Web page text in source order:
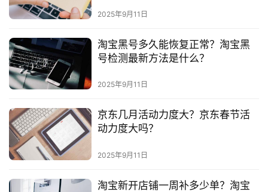
2025年9月11日
淘宝黑号多久能恢复正常？淘宝黑
号检测最新方法是什么？
2025年9月11日
京东几月活动力度大？京东春节活
动力度大吗？
2025年9月11日
淘宝新开店铺一周补多少单？淘宝